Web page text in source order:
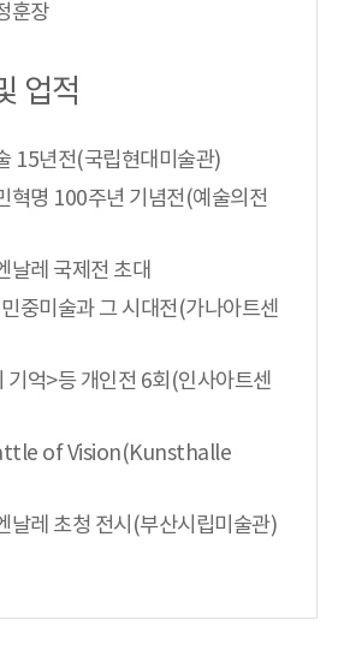
훈장
업적
15년전(국립현대미술관)
혁명 100주년 기념전(예술의전
날레 국제전 초대
중미술과 그 시대전(가나아트센
기억>등 개인전 6회(인사아트센
of Vision(Kunsthalle
날레 초청 전시(부산시립미술관)